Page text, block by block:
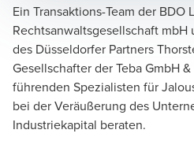
Ein Transaktions-Team der BDO
Rechtsanwaltsgesellschaft
des Düsseldorfer Partners
Gesellschafter der Teba GmbH
führenden Spezialisten für
bei der Veräußerung des
Industriekapital beraten.
Thorsten Schumacher
Rechtsanwalt | Partner